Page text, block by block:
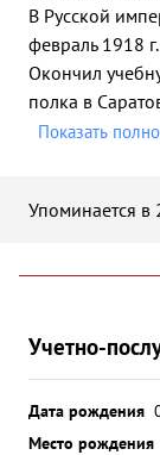
В Русской
февраль 1918
Окончил
полка в
Показать
Упоминается в
Учетно-
Дата рождения
Место рождения